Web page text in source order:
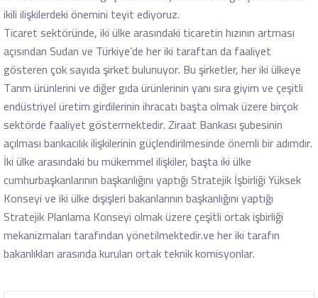
ikili ilişkilerdeki önemini teyit ediyoruz.
Ticaret sektöründe, iki ülke arasındaki ticaretin hızının artması
açısından Sudan ve Türkiye’de her iki taraftan da faaliyet
gösteren çok sayıda şirket bulunuyor. Bu şirketler, her iki ülkeye
Tarım ürünlerini ve diğer gıda ürünlerinin yanı sıra giyim ve çeşitli
endüstriyel üretim girdilerinin ihracatı başta olmak üzere birçok
sektörde faaliyet göstermektedir. Ziraat Bankası şubesinin
açılması bankacılık ilişkilerinin güçlendirilmesinde önemli bir adımdır.
İki ülke arasındaki bu mükemmel ilişkiler, başta iki ülke
cumhurbaşkanlarının başkanlığını yaptığı Stratejik İşbirliği Yüksek
Konseyi ve iki ülke dışişleri bakanlarının başkanlığını yaptığı
Stratejik Planlama Konseyi olmak üzere çeşitli ortak işbirliği
mekanizmaları tarafından yönetilmektedir.ve her iki tarafın
bakanlıkları arasında kurulan ortak teknik komisyonlar.